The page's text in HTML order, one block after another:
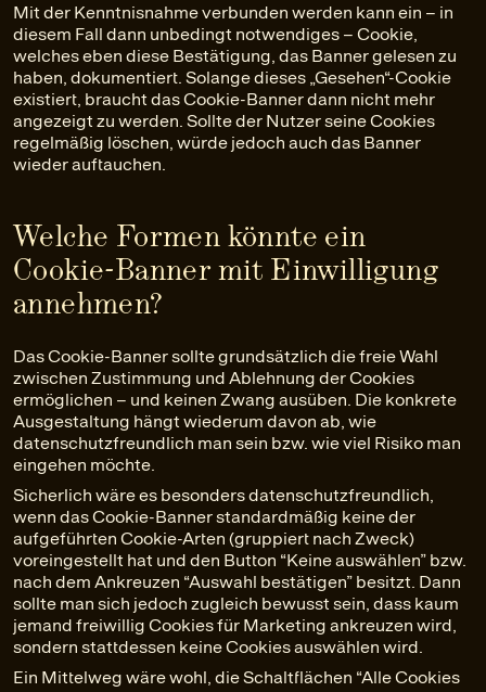
Mit der Kenntnisnahme verbunden werden kann ein – in
diesem Fall dann unbedingt notwendiges – Cookie,
welches eben diese Bestätigung, das Banner gelesen zu
haben, dokumentiert. Solange dieses „Gesehen“-Cookie
existiert, braucht das Cookie-Banner dann nicht mehr
angezeigt zu werden. Sollte der Nutzer seine Cookies
regelmäßig löschen, würde jedoch auch das Banner
wieder auftauchen.
Welche Formen könnte ein
Cookie-Banner mit Einwilligung
annehmen?
Das Cookie-Banner sollte grundsätzlich die freie Wahl
zwischen Zustimmung und Ablehnung der Cookies
ermöglichen – und keinen Zwang ausüben. Die konkrete
Ausgestaltung hängt wiederum davon ab, wie
datenschutzfreundlich man sein bzw. wie viel Risiko man
eingehen möchte.
Sicherlich wäre es besonders datenschutzfreundlich,
wenn das Cookie-Banner standardmäßig keine der
aufgeführten Cookie-Arten (gruppiert nach Zweck)
voreingestellt hat und den Button “Keine auswählen” bzw.
nach dem Ankreuzen “Auswahl bestätigen” besitzt. Dann
sollte man sich jedoch zugleich bewusst sein, dass kaum
jemand freiwillig Cookies für Marketing ankreuzen wird,
sondern stattdessen keine Cookies auswählen wird.
Ein Mittelweg wäre wohl, die Schaltflächen “Alle Cookies